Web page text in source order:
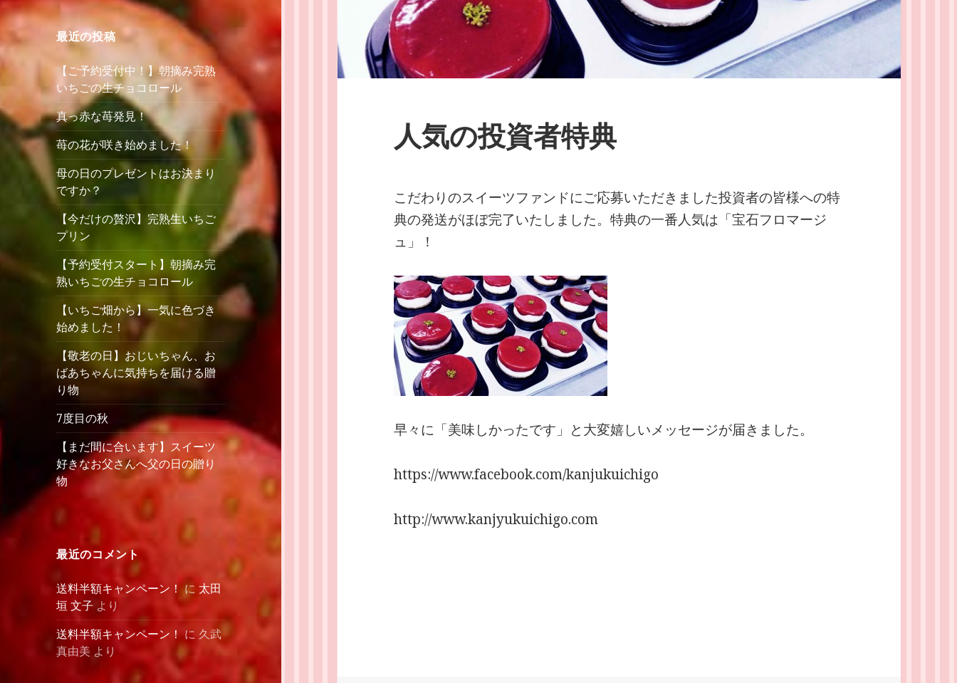
最近の投稿
【ご予約受付中！】朝摘み完熟
いちごの生チョコロール
真っ赤な苺発見！
苺の花が咲き始めました！
母の日のプレゼントはお決まり
ですか？
【今だけの贅沢】完熟生いちご
プリン
【予約受付スタート】朝摘み完
熟いちごの生チョコロール
【いちご畑から】一気に色づき
始めました！
【敬老の日】おじいちゃん、お
ばあちゃんに気持ちを届ける贈
り物
7度目の秋
【まだ間に合います】スイーツ
好きなお父さんへ父の日の贈り
物
最近のコメント
送料半額キャンペーン！に 太田
垣 文子 より
送料半額キャンペーン！に 久武
真由美 より
人気の投資者特典
こだわりのスイーツファンドにご応募いただきました投資者の皆様への特
典の発送がほぼ完了いたしました。特典の一番人気は「宝石フロマージ
ュ」！
早々に「美味しかったです」と大変嬉しいメッセージが届きました。
https://www.facebook.com/kanjukuichigo
http://www.kanjyukuichigo.com